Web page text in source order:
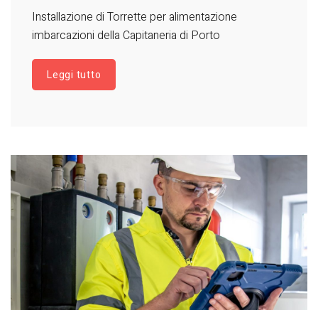
Installazione di Torrette per alimentazione
imbarcazioni della Capitaneria di Porto
Leggi tutto